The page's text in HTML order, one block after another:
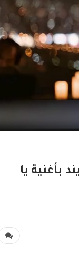
بأغنية يا